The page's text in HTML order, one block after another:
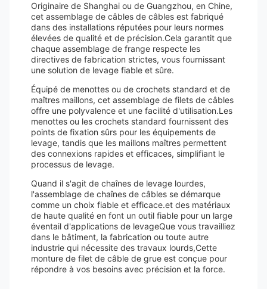
Originaire de Shanghai ou de Guangzhou, en Chine,
cet assemblage de câbles de câbles est fabriqué
dans des installations réputées pour leurs normes
élevées de qualité et de précision.Cela garantit que
chaque assemblage de frange respecte les
directives de fabrication strictes, vous fournissant
une solution de levage fiable et sûre.
Équipé de menottes ou de crochets standard et de
maîtres maillons, cet assemblage de filets de câbles
offre une polyvalence et une facilité d'utilisation.Les
menottes ou les crochets standard fournissent des
points de fixation sûrs pour les équipements de
levage, tandis que les maillons maîtres permettent
des connexions rapides et efficaces, simplifiant le
processus de levage.
Quand il s'agit de chaînes de levage lourdes,
l'assemblage de chaînes de câbles se démarque
comme un choix fiable et efficace.et des matériaux
de haute qualité en font un outil fiable pour un large
éventail d'applications de levageQue vous travailliez
dans le bâtiment, la fabrication ou toute autre
industrie qui nécessite des travaux lourds,Cette
monture de filet de câble de grue est conçue pour
répondre à vos besoins avec précision et la force.